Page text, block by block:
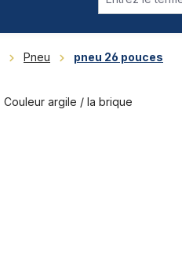
Pneu pneu 26 pouces